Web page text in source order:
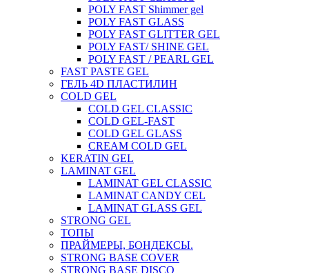
POLY FAST Shimmer gel
POLY FAST GLASS
POLY FAST GLITTER GEL
POLY FAST/ SHINE GEL
POLY FAST / PEARL GEL
FAST PASTE GEL
ГЕЛЬ 4D ПЛАСТИЛИН
COLD GEL
COLD GEL CLASSIC
COLD GEL-FAST
COLD GEL GLASS
CREAM COLD GEL
KERATIN GEL
LAMINAT GEL
LAMINAT GEL CLASSIС
LAMINAT CANDY CEL
LAMINAT GLASS GEL
STRONG GEL
ТОПЫ
ПРАЙМЕРЫ, БОНДЕКСЫ.
STRONG BASE COVER
STRONG BASE DISCO